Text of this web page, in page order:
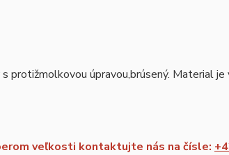
protižmolkovou úpravou,brúsený. Material
veľkosti kontaktujte nás na čísle: